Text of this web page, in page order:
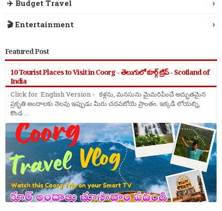
✈️ Budget Travel ›
🎬 Entertainment ›
Featured Post
10 Tourist Places to Visit in Coorg - తెలుగులో కూర్గ్ ట్రిప్ - Scotland of
India
Click for English Version - కళ్లను, మనసును మైమరిపించే అద్భుతమైన
ప్రకృతి అందాలకు నెలవు ఇప్పుడు మీరు చదవబోయె ప్రాంతం. ఇక్కడి లోయల్ని,
కొండ ...